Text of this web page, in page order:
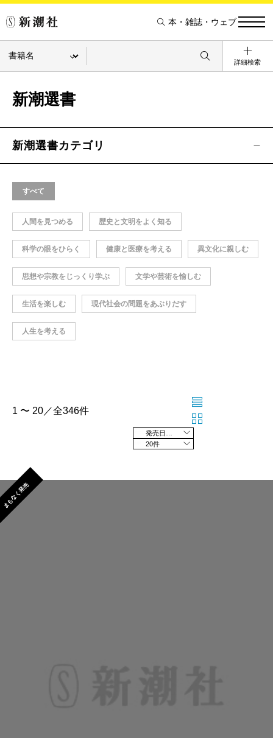
本・雑誌・ウェブ
詳細検索
新潮選書
新潮選書カテゴリ
すべて
人間を見つめる 歴史と文明をよく知る
科学の眼をひらく 健康と医療を考える 異文化に親しむ
思想や宗教をじっくり学ぶ 文学や芸術を愉しむ
生活を楽しむ 現代社会の問題をあぶりだす
人生を考える
1 〜 20／全346件
20件
まもなく発売